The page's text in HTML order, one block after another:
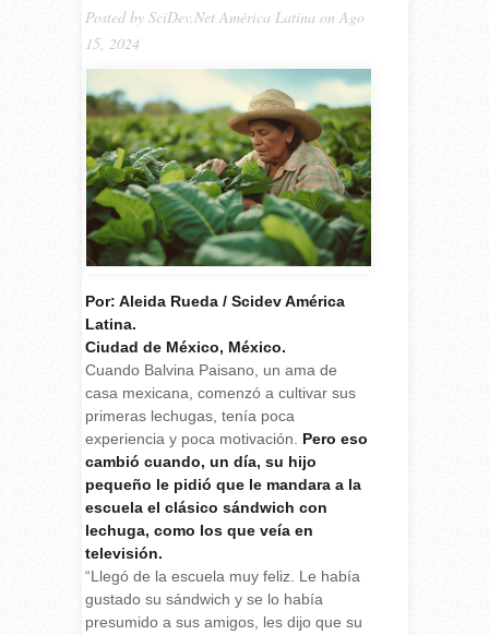
Posted by SciDev.Net América Latina on Ago
15, 2024
Por: Aleida Rueda / Scidev América
Latina.
Ciudad de México, México.
Cuando Balvina Paisano, un ama de
casa mexicana, comenzó a cultivar sus
primeras lechugas, tenía poca
experiencia y poca motivación. Pero eso
cambió cuando, un día, su hijo
pequeño le pidió que le mandara a la
escuela el clásico sándwich con
lechuga, como los que veía en
televisión.
“Llegó de la escuela muy feliz. Le había
gustado su sándwich y se lo había
presumido a sus amigos, les dijo que su